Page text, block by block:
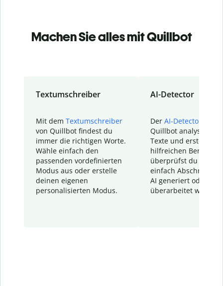
Machen Sie alles mit Quillbot
Textumschreiber
Mit dem Textumschreiber
von Quillbot findest du
immer die richtigen Worte.
Wähle einfach den
passenden vordefinierten
Modus aus oder erstelle
deinen eigenen
personalisierten Modus.
AI-Detector
Der AI-Detector
Quillbot analysiert
Texte und erstellt
hilfreichen Bericht.
überprüfst du
einfach Abschnitte,
AI generiert oder
überarbeitet wurden.